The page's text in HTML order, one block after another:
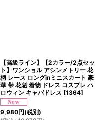
【高級ライン】【2カラー/2点セッ
ト】ワンショル アシンメトリー 花
柄 レース ロングinミニスカート 豪
華 帯 花魁 着物 ドレス コスプレ ハ
ロウィン キャバドレス [1364]
9,980円(税別)